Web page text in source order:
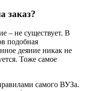
заказ?
– не существует. В
подобная
деяние никак не
Тоже самое
самого ВУЗа.